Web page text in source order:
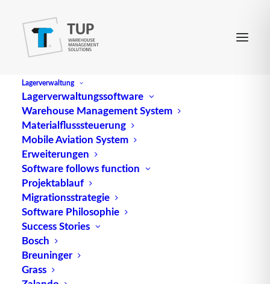
Lagerverwaltung
Lagerverwaltungssoftware
Warehouse Management System
Materialflusssteuerung
Mobile Aviation System
Erweiterungen
Software follows function
Projektablauf
Migrationsstrategie
Software Philosophie
Success Stories
Bosch
Breuninger
GrassGoliath 61 - Die Kunden-